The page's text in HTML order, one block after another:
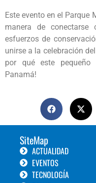
Este evento en el
manera de
esfuerzos de
unirse a la celebración
por qué este
Panamá!
SiteMap
ACTUALIDAD
EVENTOS
TECNOLOGÍA